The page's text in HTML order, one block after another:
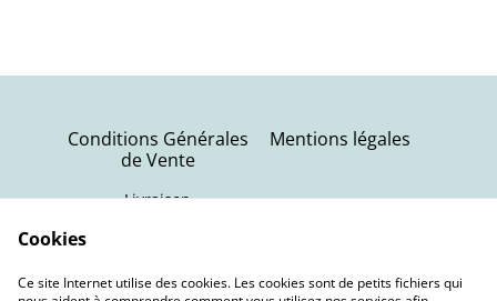
Conditions Générales
de Vente
Livraison
Mentions légales
Politique de cookies
Cookies
Ce site Internet utilise des cookies. Les cookies sont de petits fichiers qui